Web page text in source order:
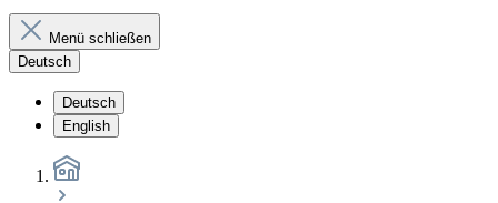
Menü schließen
Deutsch
Deutsch
English